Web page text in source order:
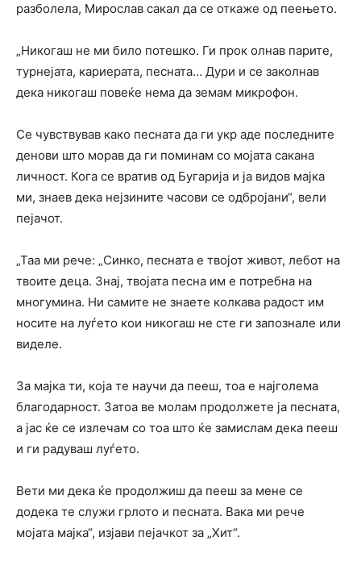
разболела, Мирослав сакал да се откаже од пеењето.
„Никогаш не ми било потешко. Ги прок олнав парите,
турнејата, кариерата, песната… Дури и се заколнав
дека никогаш повеќе нема да земам микрофон.
Се чувствував како песната да ги укр аде последните
денови што морав да ги поминам со мојата сакана
личност. Кога се вратив од Бугарија и ја видов мајка
ми, знаев дека нејзините часови се одбројани“, вели
пејачот.
„Таа ми рече: „Синко, песната е твојот живот, лебот на
твоите деца. Знај, твојата песна им е потребна на
многумина. Ни самите не знаете колкава радост им
носите на луѓето кои никогаш не сте ги запознале или
виделе.
За мајка ти, која те научи да пееш, тоа е најголема
благодарност. Затоа ве молам продолжете ја песната,
а јас ќе се излечам со тоа што ќе замислам дека пееш
и ги радуваш луѓето.
Вети ми дека ќе продолжиш да пееш за мене се
додека те служи грлото и песната. Вака ми рече
мојата мајка“, изјави пејачкот за „Хит“.